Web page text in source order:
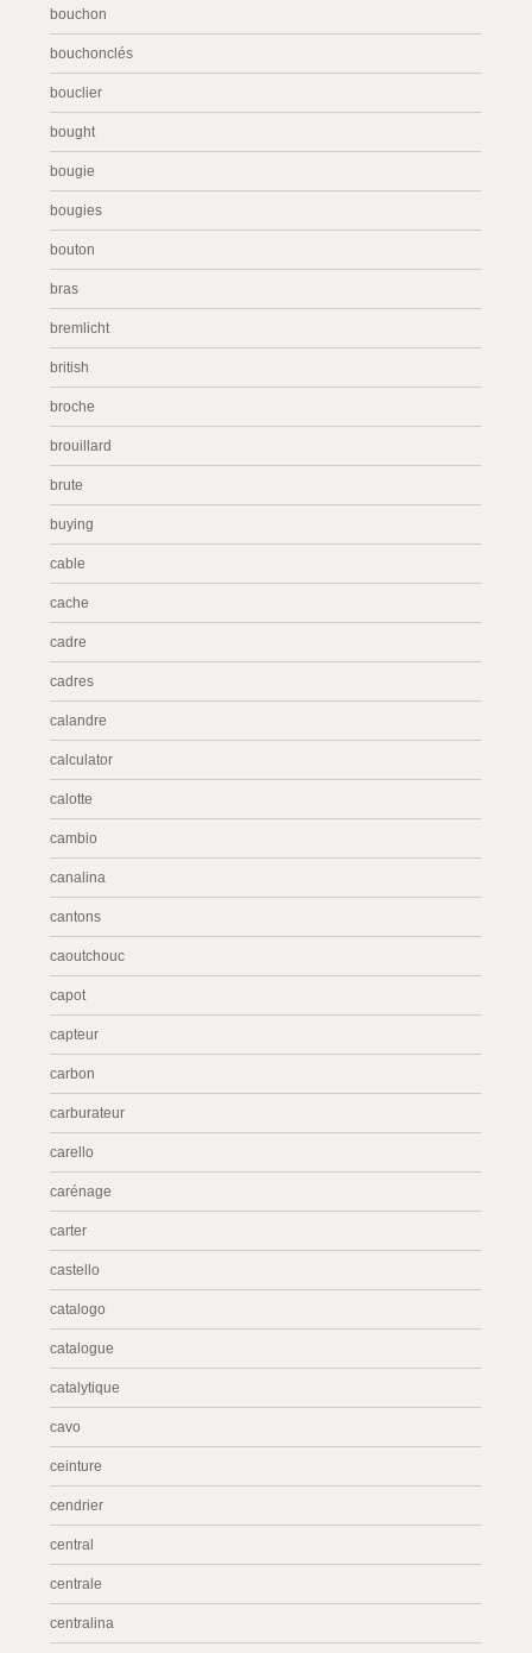
bouchon
bouchonclés
bouclier
bought
bougie
bougies
bouton
bras
bremlicht
british
broche
brouillard
brute
buying
cable
cache
cadre
cadres
calandre
calculator
calotte
cambio
canalina
cantons
caoutchouc
capot
capteur
carbon
carburateur
carello
carénage
carter
castello
catalogo
catalogue
catalytique
cavo
ceinture
cendrier
central
centrale
centralina